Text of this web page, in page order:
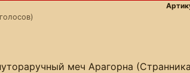
голосов)
меч Арагорна